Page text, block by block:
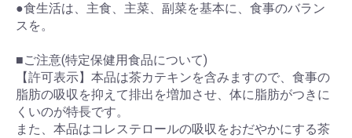
●食生活は、主食、主菜、副菜を基本に、食事のバラン
スを。
■ご注意(特定保健用食品について)
【許可表示】本品は茶カテキンを含みますので、食事の
脂肪の吸収を抑えて排出を増加させ、体に脂肪がつきに
くいのが特長です。
また、本品はコレステロールの吸収をおだやかにする茶